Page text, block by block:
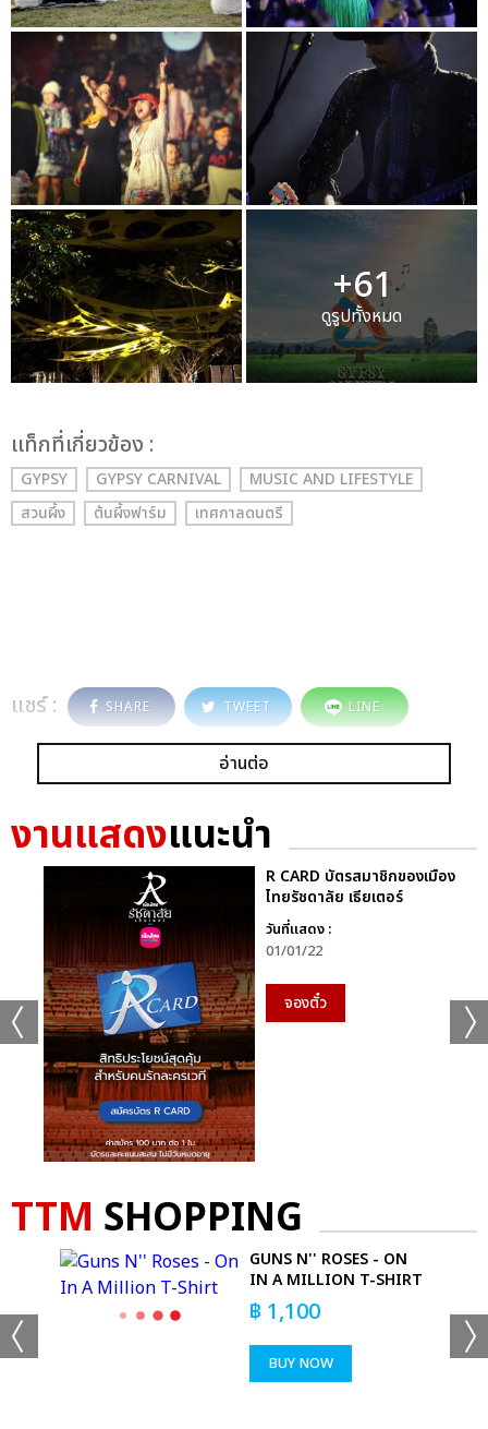
+61
ดูรูปทั้งหมด
เเท็กที่เกี่ยวข้อง :
GYPSY GYPSY CARNIVAL
MUSIC AND LIFESTYLE
สวนผึ้ง
ต้นผึ้งฟาร์ม เทศกาลดนตรี
แชร์ : SHARE TWEET LINE
อ่านต่อ
งานแสดงแนะนำ
R CARD บัตรสมาชิกของเมือง
ไทยรัชดาลัย เธียเตอร์
วันที่แสดง :
01/01/22
จองตั๋ว
TTM SHOPPING
GUNS N'' ROSES - ON
IN A MILLION T-SHIRT
฿ 1,100
BUY NOW